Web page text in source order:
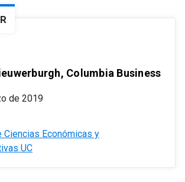
Columbia Business
de 2019
Ciencias Económicas y
UC